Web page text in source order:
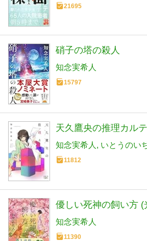
21695
硝子の塔の殺人
知念実希人
15797
天久鷹央の推理カル
知念実希人 いとうのい
11812
優しい死神の飼い方
知念実希人
11390